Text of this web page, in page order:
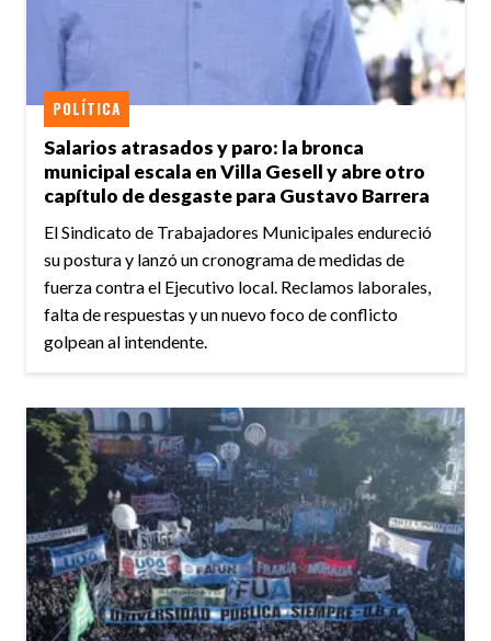
Salarios atrasados y paro: la bronca
municipal escala en Villa Gesell y abre otro
capítulo de desgaste para Gustavo Barrera
POLÍTICA
El Sindicato de Trabajadores Municipales endureció
su postura y lanzó un cronograma de medidas de
fuerza contra el Ejecutivo local. Reclamos laborales,
falta de respuestas y un nuevo foco de conflicto
golpean al intendente.